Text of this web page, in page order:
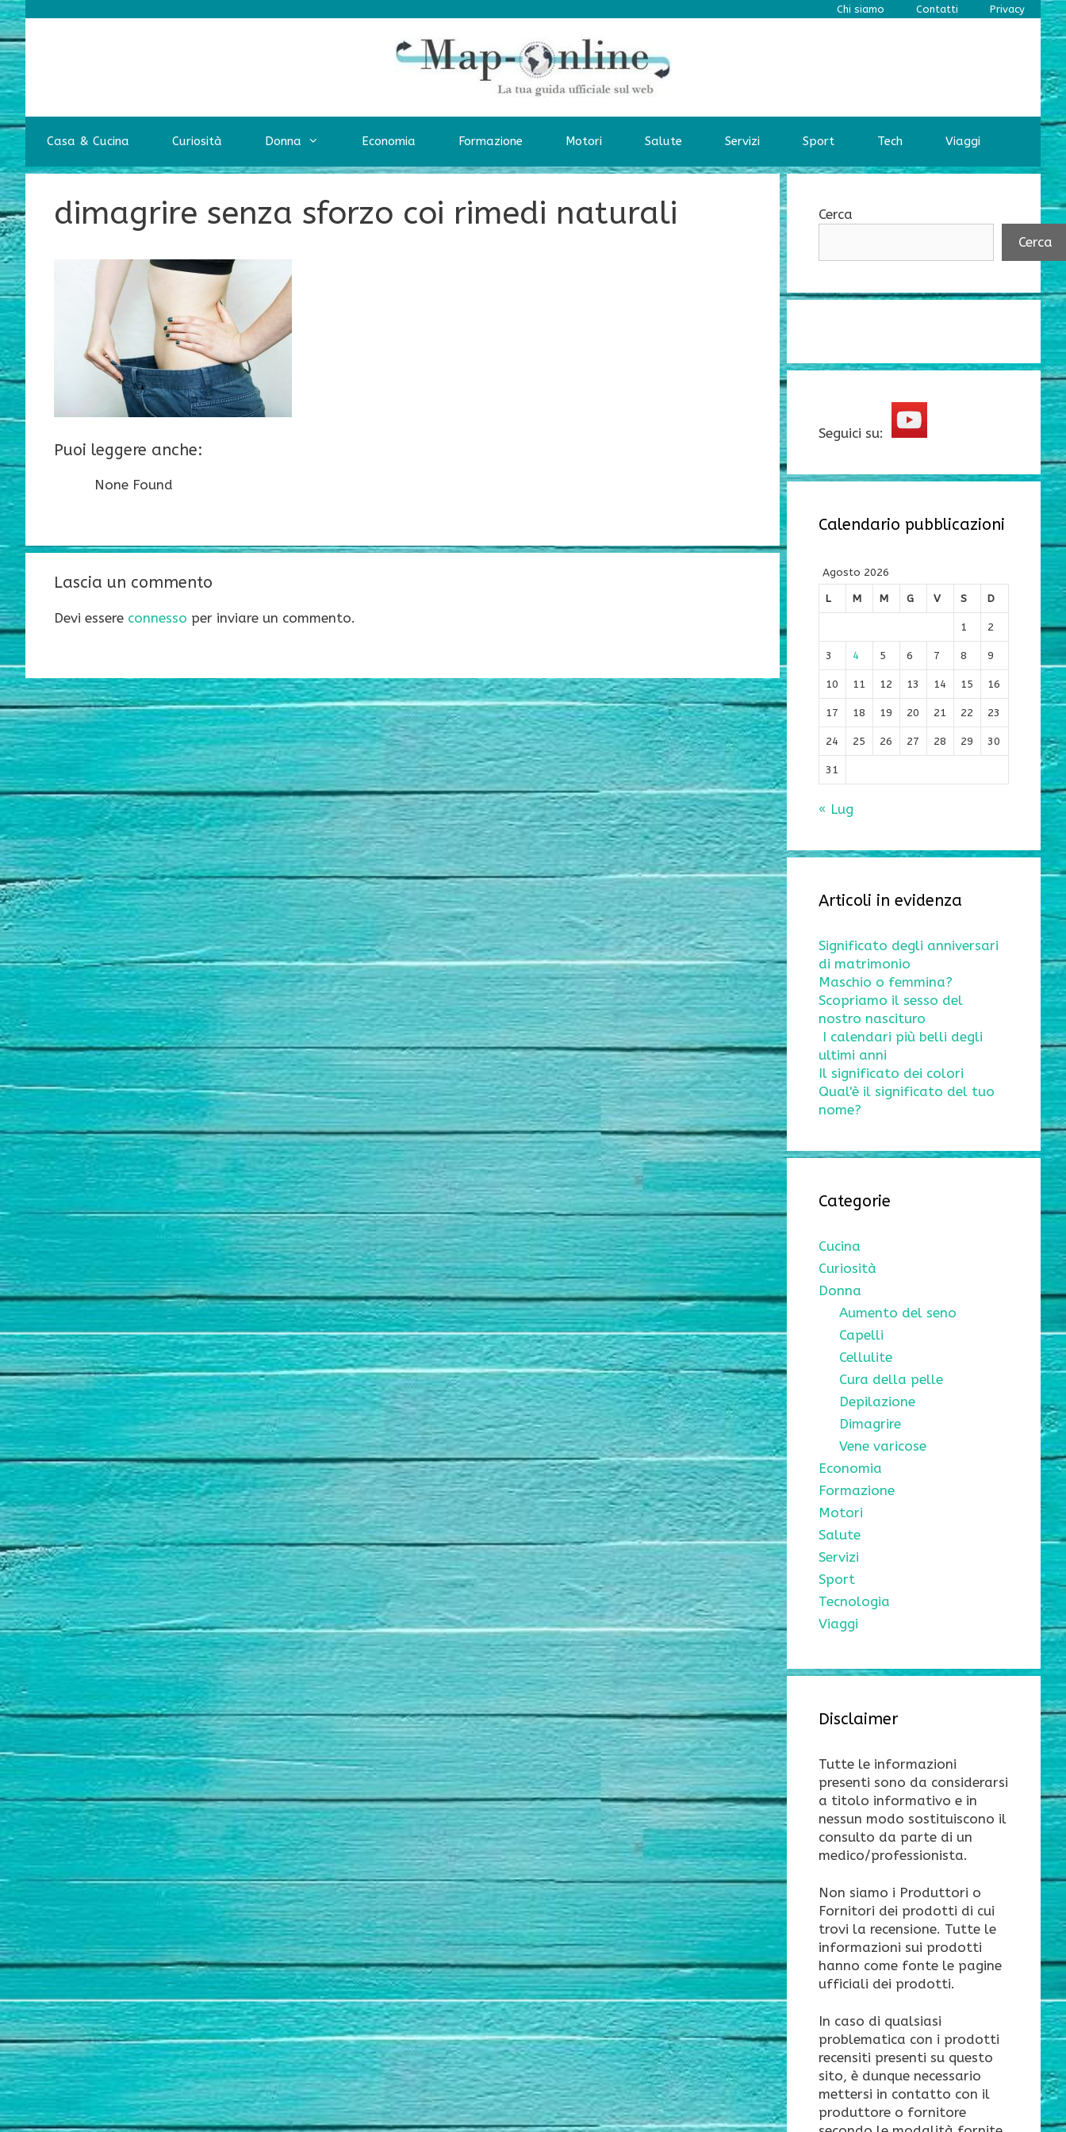
Vai
al
contenuto
Chi siamo Contatti Privacy
Casa & Cucina Curiosità Donna Economia Formazione Motori Salute Servizi Sport Tech Viaggi
dimagrire senza sforzo coi rimedi naturali
Puoi leggere anche:
None Found
Lascia un commento
Devi essere connesso per inviare un commento.
Cerca
Cerca
Seguici su:
Calendario pubblicazioni
Agosto 2026
L
M M G V S D
1 2
3 4 5 6 7 8 9
10 11 12 13 14 15 16
17 18 19 20 21 22 23
24 25 26 27 28 29 30
31
« Lug
Articoli in evidenza
Significato degli anniversari
di matrimonio
Maschio o femmina?
Scopriamo il sesso del
nostro nascituro
I calendari più belli degli
ultimi anni
Il significato dei colori
Qual'è il significato del tuo
nome?
Categorie
Cucina
Curiosità
Donna
Aumento del seno
Capelli
Cellulite
Cura della pelle
Depilazione
Dimagrire
Vene varicose
Economia
Formazione
Motori
Salute
Servizi
Sport
Tecnologia
Viaggi
Disclaimer
Tutte le informazioni
presenti sono da considerarsi
a titolo informativo e in
nessun modo sostituiscono il
consulto da parte di un
medico/professionista.
Non siamo i Produttori o
Fornitori dei prodotti di cui
trovi la recensione. Tutte le
informazioni sui prodotti
hanno come fonte le pagine
ufficiali dei prodotti.
In caso di qualsiasi
problematica con i prodotti
recensiti presenti su questo
sito, è dunque necessario
mettersi in contatto con il
produttore o fornitore